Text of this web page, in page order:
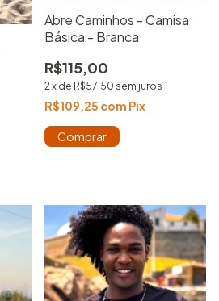
Abre Caminhos - Camisa
Básica - Branca
R$115,00
2 x de R$57,50 sem juros
R$109,25 com Pix
Comprar